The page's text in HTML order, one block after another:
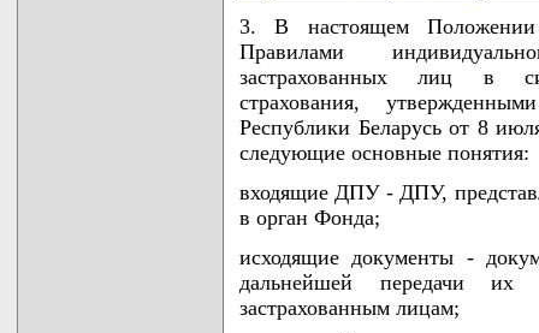
3. В настоящем Положении
Правилами
застрахованных лиц в
страхования,
Республики Беларусь от 8
следующие основные понятия:
входящие ДПУ - ДПУ,
в орган Фонда;
исходящие документы -
дальнейшей передачи их
застрахованным лицам;